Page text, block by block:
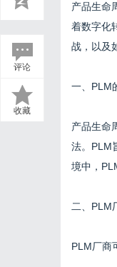
评论
收藏
产品生命
着数字化
战，以及
一、PLM
产品生命
法。PLM
境中，
二、PLM
PLM厂商